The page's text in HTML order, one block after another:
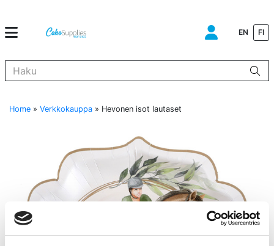
EN FI
Home » Verkkokauppa » Hevonen isot lautaset